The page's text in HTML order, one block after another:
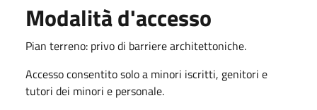
Modalità d'accesso
Pian terreno: privo di barriere architettoniche.
Accesso consentito solo a minori iscritti, genitori e
tutori dei minori e personale.